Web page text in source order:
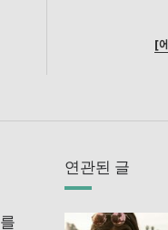
[
연관된 글